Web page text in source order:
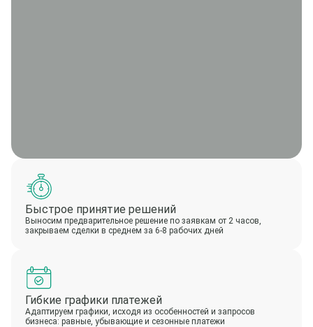
Быстрое принятие решений
Выносим предварительное решение по заявкам от 2 часов,
закрываем сделки в среднем за 6-8 рабочих дней
Гибкие графики платежей
Адаптируем графики, исходя из особенностей и запросов
бизнеса: равные, убывающие и сезонные платежи